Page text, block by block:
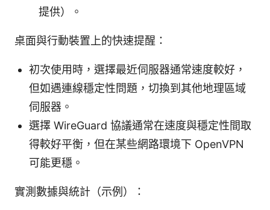
提供）。
桌面與行動裝置上的快速提醒：
初次使用時，選擇最近伺服器通常速度較好，
但如遇連線穩定性問題，切換到其他地理區域
伺服器。
選擇 WireGuard 協議通常在速度與穩定性間取
得較好平衡，但在某些網路環境下 OpenVPN
可能更穩。
實測數據與統計（示例）：